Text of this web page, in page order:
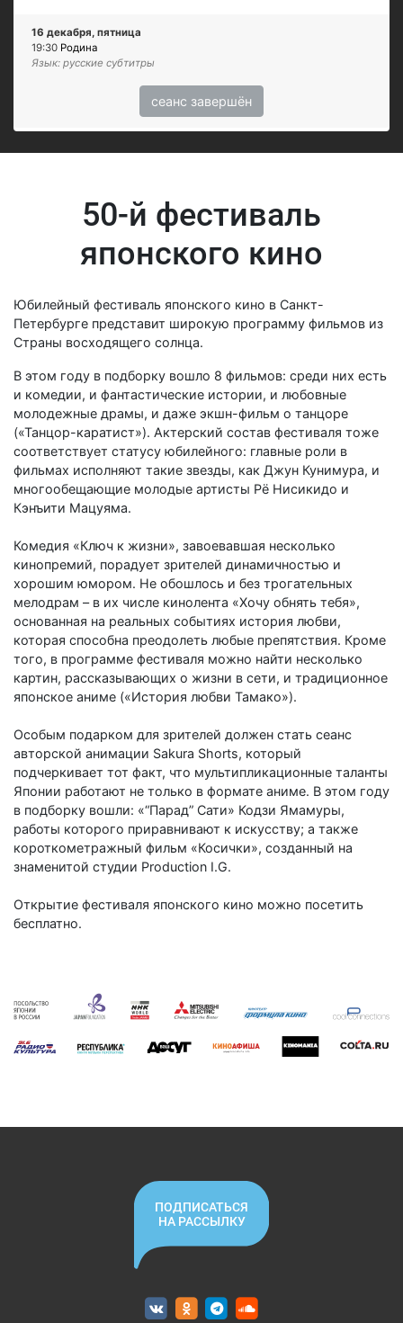
16 декабря, пятница
19:30 Родина
Язык: русские субтитры
сеанс завершён
50-й фестиваль
японского кино
Юбилейный фестиваль японского кино в Санкт-
Петербурге представит широкую программу фильмов из
Страны восходящего солнца.
В этом году в подборку вошло 8 фильмов: среди них есть
и комедии, и фантастические истории, и любовные
молодежные драмы, и даже экшн-фильм о танцоре
(«Танцор-каратист»). Актерский состав фестиваля тоже
соответствует статусу юбилейного: главные роли в
фильмах исполняют такие звезды, как Джун Кунимура, и
многообещающие молодые артисты Рё Нисикидо и
Кэнъити Мацуяма.
Комедия «Ключ к жизни», завоевавшая несколько
кинопремий, порадует зрителей динамичностью и
хорошим юмором. Не обошлось и без трогательных
мелодрам – в их числе кинолента «Хочу обнять тебя»,
основанная на реальных событиях история любви,
которая способна преодолеть любые препятствия. Кроме
того, в программе фестиваля можно найти несколько
картин, рассказывающих о жизни в сети, и традиционное
японское аниме («История любви Тамако»).
Особым подарком для зрителей должен стать сеанс
авторской анимации Sakura Shorts, который
подчеркивает тот факт, что мультипликационные таланты
Японии работают не только в формате аниме. В этом году
в подборку вошли: «“Парад” Сати» Кодзи Ямамуры,
работы которого приравнивают к искусству; а также
короткометражный фильм «Косички», созданный на
знаменитой студии Production I.G.
Открытие фестиваля японского кино можно посетить
бесплатно.
ПОДПИСАТЬСЯ
НА РАССЫЛКУ